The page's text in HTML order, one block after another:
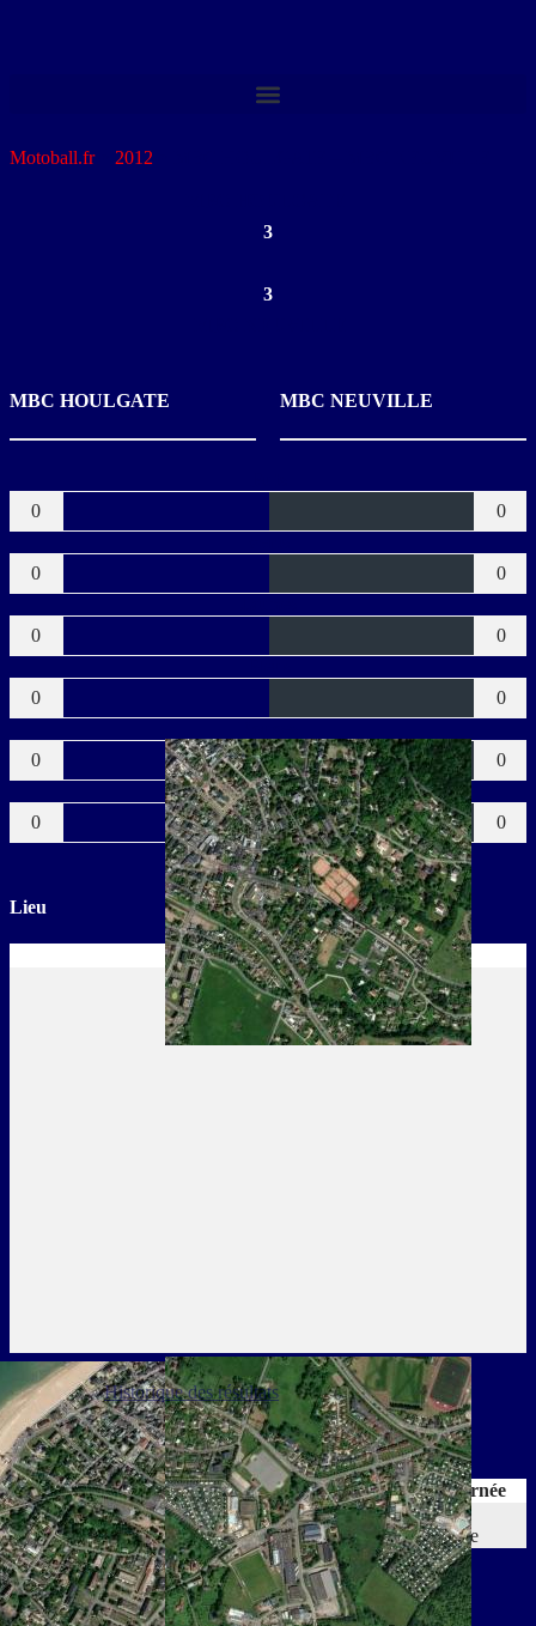
Motoball.fr> 2012
3
3
MBC HOULGATE MBC NEUVILLE
0
0
0
0
0
0
0
0
0
0
Buts CSC
0
0
Lieu
à Houlgate
Détails Historique des résultats
Détails
Date Heure Compétition Saison
Journée
06 Oct.
12
19:30
Championnat de France Élite
1
2012
18ème
Journée